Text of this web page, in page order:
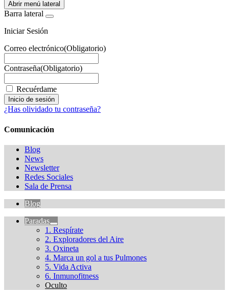
Abrir menú lateral
Barra lateral
Iniciar Sesión
Correo electrónico(Obligatorio)
Contraseña(Obligatorio)
Recuérdame
¿Has olividado tu contraseña?
Comunicación
Blog
News
Newsletter
Redes Sociales
Sala de Prensa
Blog
Paradas
1. Respírate
2. Exploradores del Aire
3. Oxineta
4. Marca un gol a tus Pulmones
5. Vida Activa
6. Inmunofitness
Oculto